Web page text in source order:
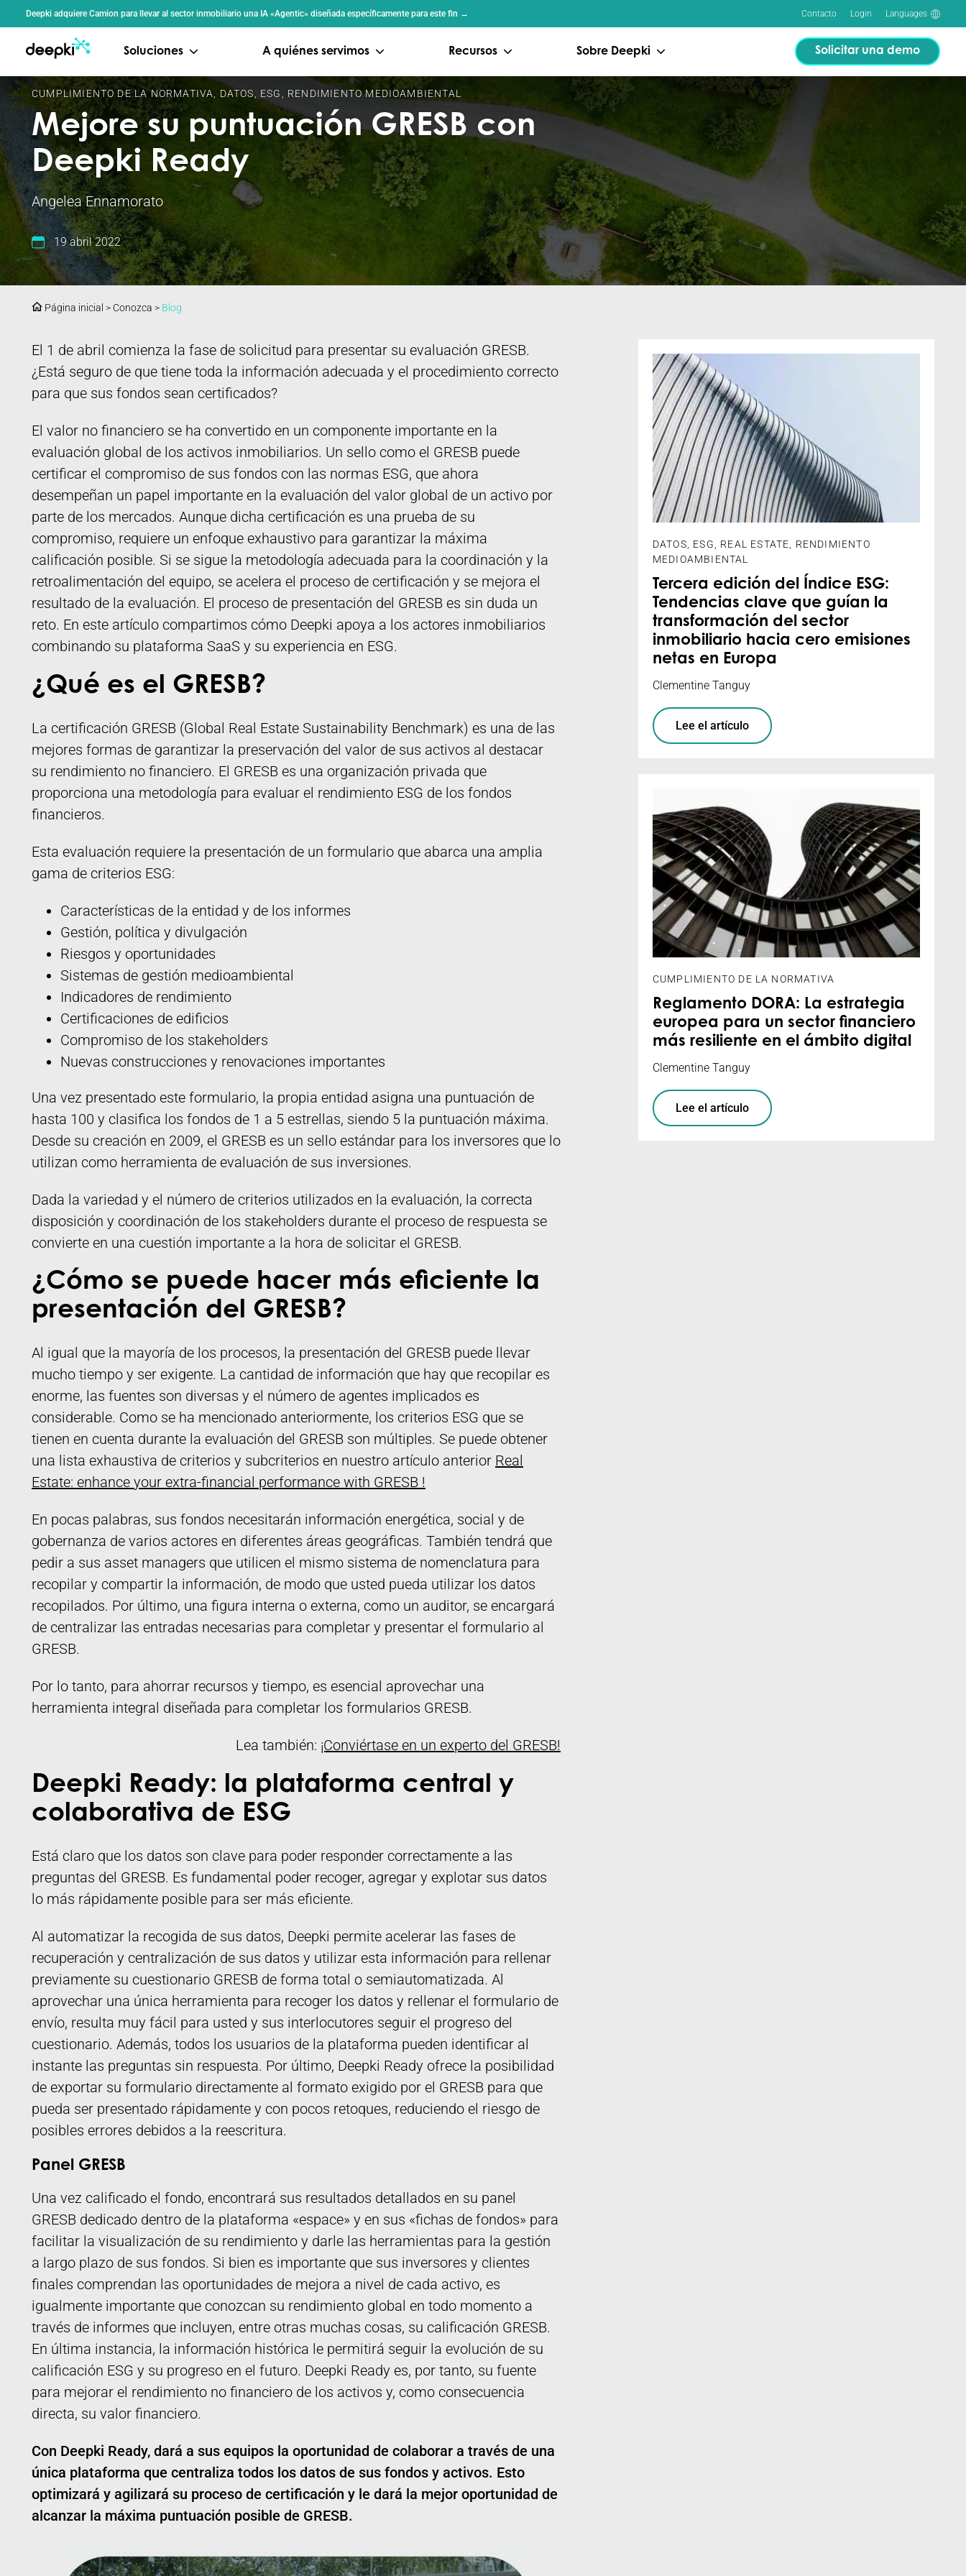
Deepki adquiere Camion para llevar al sector inmobiliario una IA «Agentic» diseñada específicamente para este fin → Contacto Login Languages
Soluciones A quiénes servimos Recursos Sobre Deepki Solicitar una demo
CUMPLIMIENTO DE LA NORMATIVA DATOS ESG RENDIMIENTO MEDIOAMBIENTAL
Mejore su puntuación GRESB con
Deepki Ready
Angelea Ennamorato
19 abril 2022
Página inicial > Conozca > Blog
El 1 de abril comienza la fase de solicitud para presentar su evaluación GRESB.
¿Está seguro de que tiene toda la información adecuada y el procedimiento correcto
para que sus fondos sean certificados?
El valor no financiero se ha convertido en un componente importante en la
evaluación global de los activos inmobiliarios. Un sello como el GRESB puede
certificar el compromiso de sus fondos con las normas ESG, que ahora
desempeñan un papel importante en la evaluación del valor global de un activo por
parte de los mercados. Aunque dicha certificación es una prueba de su
compromiso, requiere un enfoque exhaustivo para garantizar la máxima
calificación posible. Si se sigue la metodología adecuada para la coordinación y la
retroalimentación del equipo, se acelera el proceso de certificación y se mejora el
resultado de la evaluación. El proceso de presentación del GRESB es sin duda un
reto. En este artículo compartimos cómo Deepki apoya a los actores inmobiliarios
combinando su plataforma SaaS y su experiencia en ESG.
¿Qué es el GRESB?
La certificación GRESB (Global Real Estate Sustainability Benchmark) es una de las
mejores formas de garantizar la preservación del valor de sus activos al destacar
su rendimiento no financiero. El GRESB es una organización privada que
proporciona una metodología para evaluar el rendimiento ESG de los fondos
financieros.
Esta evaluación requiere la presentación de un formulario que abarca una amplia
gama de criterios ESG:
Características de la entidad y de los informes
Gestión, política y divulgación
Riesgos y oportunidades
Sistemas de gestión medioambiental
Indicadores de rendimiento
Certificaciones de edificios
Compromiso de los stakeholders
Nuevas construcciones y renovaciones importantes
Una vez presentado este formulario, la propia entidad asigna una puntuación de
hasta 100 y clasifica los fondos de 1 a 5 estrellas, siendo 5 la puntuación máxima.
Desde su creación en 2009, el GRESB es un sello estándar para los inversores que lo
utilizan como herramienta de evaluación de sus inversiones.
Dada la variedad y el número de criterios utilizados en la evaluación, la correcta
disposición y coordinación de los stakeholders durante el proceso de respuesta se
convierte en una cuestión importante a la hora de solicitar el GRESB.
¿Cómo se puede hacer más eficiente la
presentación del GRESB?
Al igual que la mayoría de los procesos, la presentación del GRESB puede llevar
mucho tiempo y ser exigente. La cantidad de información que hay que recopilar es
enorme, las fuentes son diversas y el número de agentes implicados es
considerable. Como se ha mencionado anteriormente, los criterios ESG que se
tienen en cuenta durante la evaluación del GRESB son múltiples. Se puede obtener
una lista exhaustiva de criterios y subcriterios en nuestro artículo anterior Real
Estate: enhance your extra-financial performance with GRESB !
En pocas palabras, sus fondos necesitarán información energética, social y de
gobernanza de varios actores en diferentes áreas geográficas. También tendrá que
pedir a sus asset managers que utilicen el mismo sistema de nomenclatura para
recopilar y compartir la información, de modo que usted pueda utilizar los datos
recopilados. Por último, una figura interna o externa, como un auditor, se encargará
de centralizar las entradas necesarias para completar y presentar el formulario al
GRESB.
Por lo tanto, para ahorrar recursos y tiempo, es esencial aprovechar una
herramienta integral diseñada para completar los formularios GRESB.
Lea también: ¡Conviértase en un experto del GRESB!
Deepki Ready: la plataforma central y
colaborativa de ESG
Está claro que los datos son clave para poder responder correctamente a las
preguntas del GRESB. Es fundamental poder recoger, agregar y explotar sus datos
lo más rápidamente posible para ser más eficiente.
Al automatizar la recogida de sus datos, Deepki permite acelerar las fases de
recuperación y centralización de sus datos y utilizar esta información para rellenar
previamente su cuestionario GRESB de forma total o semiautomatizada. Al
aprovechar una única herramienta para recoger los datos y rellenar el formulario de
envío, resulta muy fácil para usted y sus interlocutores seguir el progreso del
cuestionario. Además, todos los usuarios de la plataforma pueden identificar al
instante las preguntas sin respuesta. Por último, Deepki Ready ofrece la posibilidad
de exportar su formulario directamente al formato exigido por el GRESB para que
pueda ser presentado rápidamente y con pocos retoques, reduciendo el riesgo de
posibles errores debidos a la reescritura.
Panel GRESB
Una vez calificado el fondo, encontrará sus resultados detallados en su panel
GRESB dedicado dentro de la plataforma «espace» y en sus «fichas de fondos» para
facilitar la visualización de su rendimiento y darle las herramientas para la gestión
a largo plazo de sus fondos. Si bien es importante que sus inversores y clientes
finales comprendan las oportunidades de mejora a nivel de cada activo, es
igualmente importante que conozcan su rendimiento global en todo momento a
través de informes que incluyen, entre otras muchas cosas, su calificación GRESB.
En última instancia, la información histórica le permitirá seguir la evolución de su
calificación ESG y su progreso en el futuro. Deepki Ready es, por tanto, su fuente
para mejorar el rendimiento no financiero de los activos y, como consecuencia
directa, su valor financiero.
Con Deepki Ready, dará a sus equipos la oportunidad de colaborar a través de una
única plataforma que centraliza todos los datos de sus fondos y activos. Esto
optimizará y agilizará su proceso de certificación y le dará la mejor oportunidad de
alcanzar la máxima puntuación posible de GRESB.
DATOS ESG REAL ESTATE
RENDIMIENTO
MEDIOAMBIENTAL
Tercera edición del Índice ESG:
Tendencias clave que guían la
transformación del sector
inmobiliario hacia cero emisiones
netas en Europa
Clementine Tanguy
Lee el artículo
CUMPLIMIENTO DE LA NORMATIVA
Reglamento DORA: La estrategia
europea para un sector financiero
más resiliente en el ámbito digital
Clementine Tanguy
Lee el artículo
Panel de gestión de cookies